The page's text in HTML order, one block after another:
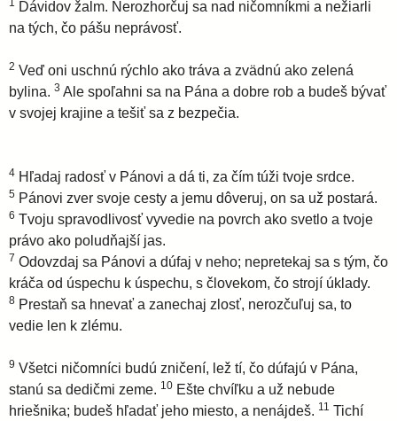
1 Dávidov žalm. Nerozhorčuj sa nad ničomníkmi a nežiarli
na tých, čo pášu neprávosť.
2 Veď oni uschnú rýchlo ako tráva a zvädnú ako zelená
bylina. 3 Ale spoľahni sa na Pána a dobre rob a budeš bývať
v svojej krajine a tešiť sa z bezpečia.
4 Hľadaj radosť v Pánovi a dá ti, za čím túži tvoje srdce.
5 Pánovi zver svoje cesty a jemu dôveruj, on sa už postará.
6 Tvoju spravodlivosť vyvedie na povrch ako svetlo a tvoje
právo ako poludňajší jas.
7 Odovzdaj sa Pánovi a dúfaj v neho; nepretekaj sa s tým, čo
kráča od úspechu k úspechu, s človekom, čo strojí úklady.
8 Prestaň sa hnevať a zanechaj zlosť, nerozčuľuj sa, to
vedie len k zlému.
9 Všetci ničomníci budú zničení, lež tí, čo dúfajú v Pána,
stanú sa dedičmi zeme. 10 Ešte chvíľku a už nebude
hriešnika; budeš hľadať jeho miesto, a nenájdeš. 11 Tichí